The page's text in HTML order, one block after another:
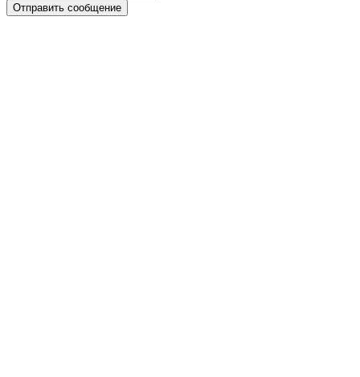
Отправить сообщение